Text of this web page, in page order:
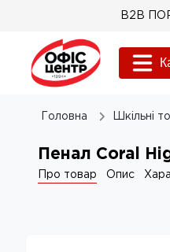
B2B
Головна Шкільні
Пенал Coral
Про товар Опис